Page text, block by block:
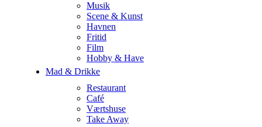
Musik
Scene & Kunst
Havnen
Fritid
Film
Hobby & Have
Mad & Drikke
Restaurant
Café
Værtshuse
Take Away